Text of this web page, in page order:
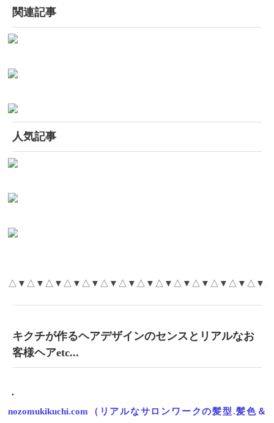
関連記事
人気記事
キクチが作るヘアデザインのセンスとリアルなお
客様ヘアetc...
・
nozomukikuchi.com（リアルなサロンワークの髪型.髪色＆